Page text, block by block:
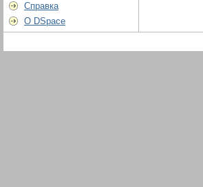
Справка
О DSpace